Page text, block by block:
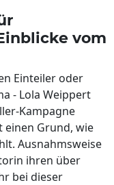
vom
Einteiler oder
- Lola Weippert
Kampagne
einen Grund, wie
Ausnahmsweise
ihren über
bei dieser